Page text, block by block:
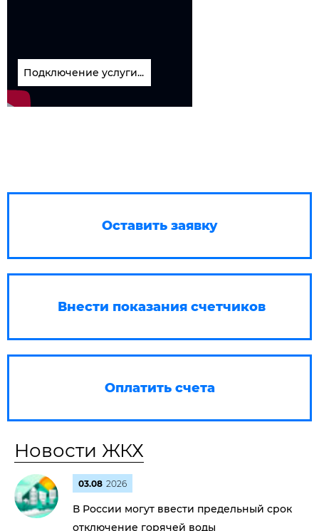
Подключение услуги...
Оставить заявку
Внести показания счетчиков
Оплатить счета
Новости ЖКХ
03.08 2026
В России могут ввести предельный срок
отключение горячей воды